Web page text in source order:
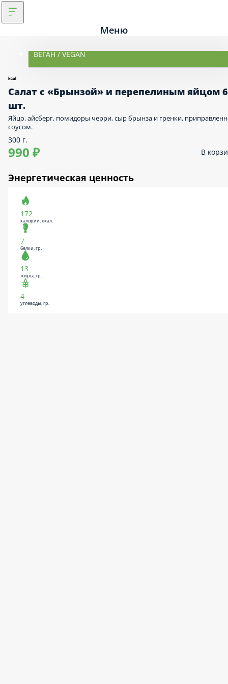
Меню
ВЕГАН / VEGAN
Салат с «Брынзой» и перепелиным яйцом 6
шт.
Яйцо, айсберг, помидоры черри, сыр брынза и гренки,
соусом.
300 г.
990 ₽ В
Энергетическая ценность
172
калории, ккал.
7
белки, гр.
13
жиры, гр.
4
углеводы, гр.